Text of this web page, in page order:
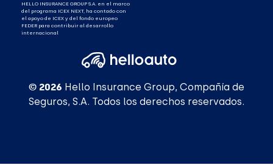
HELLO INSURANCE GROUP S.A. en el marco
del programa ICEX NEXT, ha contado con
el apoyo de ICEX y del fondo europeo
FEDER para contribuir al desarrollo
internacional
© 2026 Hello Insurance Group, Compañía de
Seguros, S.A. Todos los derechos reservados.